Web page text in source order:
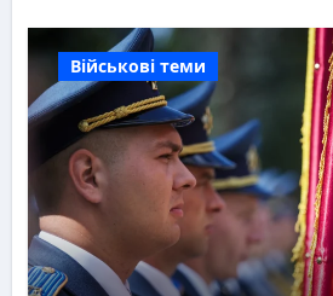
Військові теми